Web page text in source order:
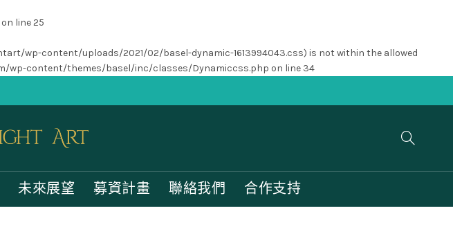
on line25
wp-content/uploads/2021/02/basel-dynamic-1613994043.css) is not within the allowed
wp-content/themes/basel/inc/classes/Dynamiccss.php on line 34
未來展望 募資計畫 聯絡我們 合作支持